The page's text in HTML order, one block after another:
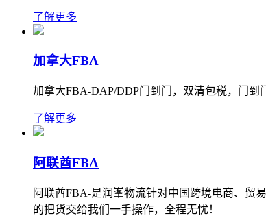
了解更多
加拿大FBA
加拿大FBA-DAP/DDP门到门，双清包税，门到
了解更多
阿联酋FBA
阿联酋FBA-是润峯物流针对中国跨境电商、贸
的把货交给我们一手操作，全程无忧！